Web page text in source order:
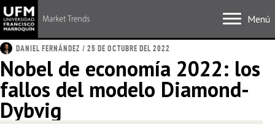
Menú
DANIEL FERNÁNDEZ / 25 DE OCTUBRE DEL 2022
Nobel de economía 2022: los
fallos del modelo Diamond-
Dybvig